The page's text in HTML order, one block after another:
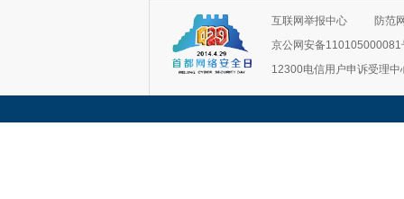
互联网举报中心
防范
京公网安备110105000081
12300电信用户申诉受理中